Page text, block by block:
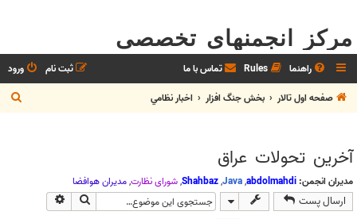
مرکز انجمنهای تخصصی
راهنما Rules تماس با ما ورود
ثبت نام
صفحه اول تالار
بخش جنگ افزار اخبار نظامي
ج
س
آخرین تحولات عراق
مدیران انجمن: abdolmahdi
,
Java
,
Shahbaz
,شوراي نظارت,مديران هوافضا
ارسال پست جستجو